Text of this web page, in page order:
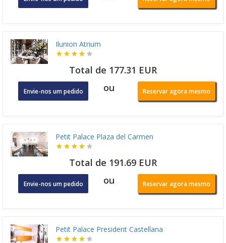
Ilunion Atrium
Total de 177.31 EUR
Envie-nos um pedido ou Reservar agora mesmo
Petit Palace Plaza del Carmen
Total de 191.69 EUR
Envie-nos um pedido ou Reservar agora mesmo
Petit Palace President Castellana